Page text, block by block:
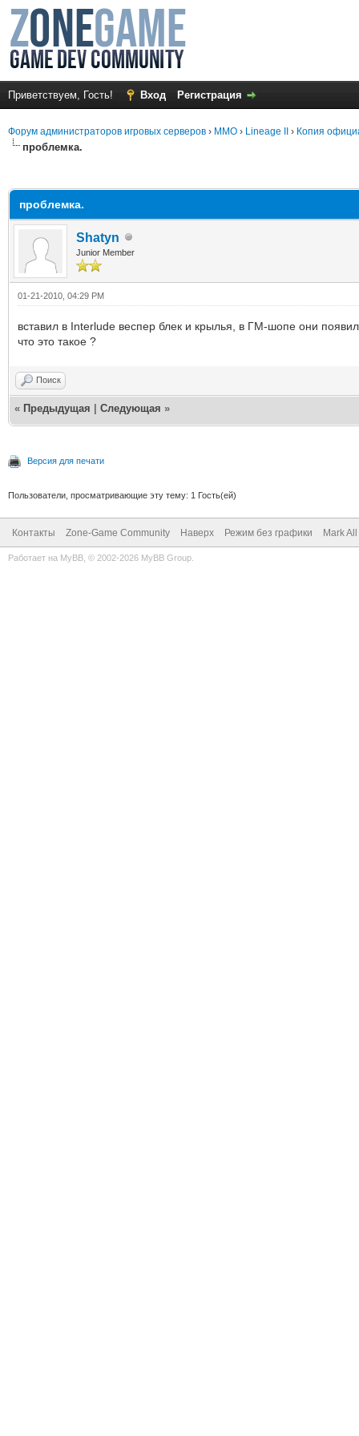
Приветствуем, Гость! Вход Регистрация
Форум администраторов игровых серверов › MMO › Lineage II › Копия
проблемка.
проблемка.
Shatyn
Junior Member
01-21-2010, 04:29 PM
вставил в Interlude веспер блек и крылья, в ГМ-шопе они
что это такое ?
Поиск
« Предыдущая Следующая »
Версия для печати
Пользователи, просматривающие эту тему: 1 Гость(ей)
Контакты Zone-Game Community Наверх Режим без графики Mark
Работает на MyBB , © 2002-2026 MyBB Group